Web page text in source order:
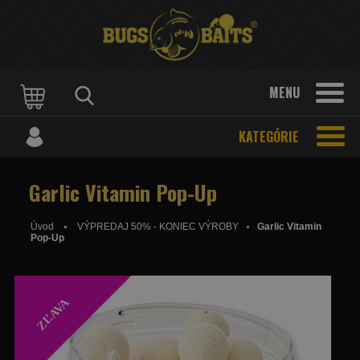
MENU
KATEGÓRIE
Garlic Vitamin Pop-Up
Úvod VÝPREDAJ 50% - KONIEC VÝROBY
Garlic Vitamin
Pop-Up
ZĽAVA